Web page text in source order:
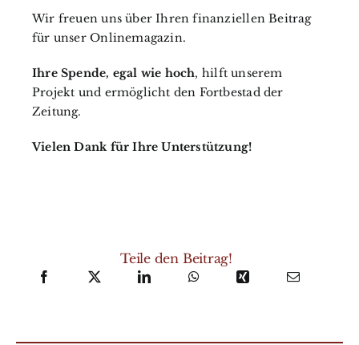
Wir freuen uns über Ihren finanziellen Beitrag
für unser Onlinemagazin.
Ihre Spende, egal wie hoch, hilft unserem
Projekt und ermöglicht den Fortbestad der
Zeitung.
Vielen Dank für Ihre Unterstützung!
Teile den Beitrag!